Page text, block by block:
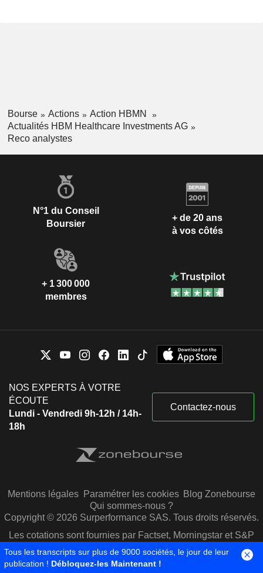
Bourse Actions
Action HBMN
Actualités HBM Healthcare Investments AG
Reco analystes
N°1 du Conseil
Boursier
+ de 20 ans
à vos côtés
+ 1 300 000
membres
NOS EXPERTS À VOTRE
ÉCOUTE
Lundi - Vendredi 9h-12h / 14h-
18h
Contactez-nous
Mentions légales Paramétrer les cookies Blog Zonebourse
Qui sommes-nous ?
Copyright © 2026 Surperformance SAS. Tous droits réservés.
Les cotations sont fournies par Factset, Morningstar et S&P
Capital IQ
Tous les transcripts sur plus de 9000 sociétés, le jour de leur
publication ! Débloquez-les Maintenant !